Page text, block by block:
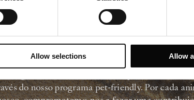
Allow selections Allow
por uma causa
do nosso programa pet-friendly. Por cada